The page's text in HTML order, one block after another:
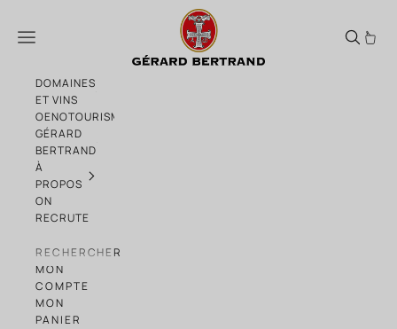
Vin orange Gérard Bertrand
Menu
DOMAINES
ET VINS
OENOTOURISME
GÉRARD
BERTRAND
À
PROPOS
ON
RECRUTE
RECHERCHER
MON
COMPTE
MON
PANIER